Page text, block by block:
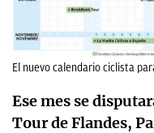
El nuevo calendario ciclista
Ese mes se
Tour de Flandes,